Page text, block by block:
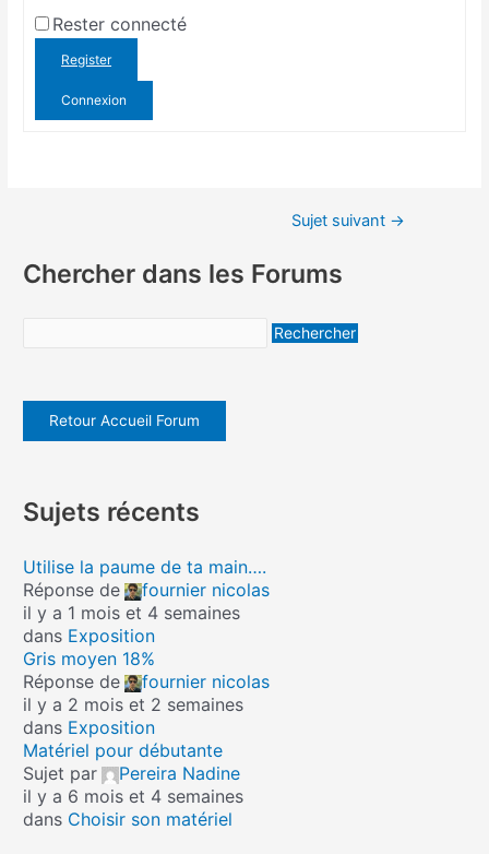
Rester connecté
Register
Connexion
Sujet suivant →
Chercher dans les Forums
Retour Accueil Forum
Sujets récents
Utilise la paume de ta main….
Réponse de
fournier nicolas
il y a 1 mois et 4 semaines
dans Exposition
Gris moyen 18%
Réponse de
fournier nicolas
il y a 2 mois et 2 semaines
dans Exposition
Matériel pour débutante
Sujet par
Pereira Nadine
il y a 6 mois et 4 semaines
dans Choisir son matériel